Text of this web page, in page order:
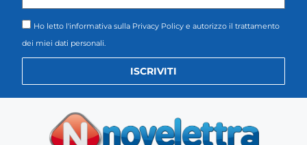
Ho letto l'informativa sulla Privacy Policy e autorizzo il trattamento
dei miei dati personali.
ISCRIVITI